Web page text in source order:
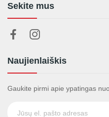
Sekite mus
Naujienlaiškis
Gaukite pirmi apie ypatingas